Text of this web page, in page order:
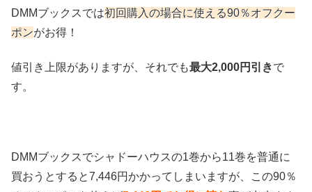
DMMブックスでは初回購入の場合に使える90％オフクー
ポンがお得！
値引き上限がありますが、それでも最大2,000円引きで
す。
DMMブックスでシャドーハウスの1巻から11巻を普通に
買おうとすると7,446円かかってしまいますが、この90％